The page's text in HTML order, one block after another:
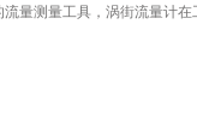
测量工具，涡街流量计在